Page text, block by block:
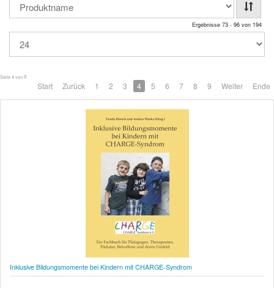
Ergebnisse 73 - 96 von 194
Seite 4 von 9
Start Zurück 1 2 3 4 5 6 7 8 9 Weiter Ende
Inklusive Bildungsmomente bei Kindern mit CHARGE-Syndrom